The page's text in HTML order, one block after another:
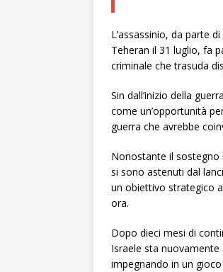
L’assassinio, da parte
Teheran il 31 luglio, fa
criminale che trasuda
Sin dall’inizio della
come un’opportunità
guerra che avrebbe
Nonostante il sostegno
si sono astenuti dal
un obiettivo strategico
ora.
Dopo dieci mesi di
Israele sta
impegnando in un